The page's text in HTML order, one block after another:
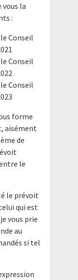
la
:
Conseil
Conseil
Conseil
forme
aisément
de
le
le prévoit
qui est
vous prie
au
si tel